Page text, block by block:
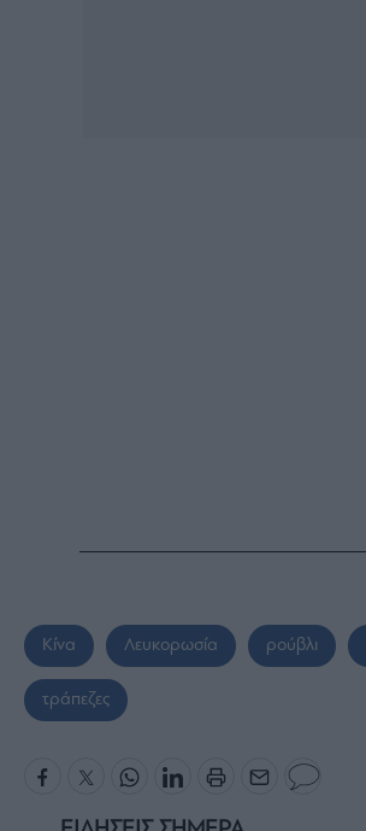
Κίνα Λευκορωσία ρούβλι
τράπεζες